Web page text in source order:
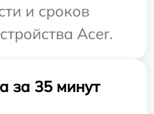
и сроков
Acer.
за 35 минут